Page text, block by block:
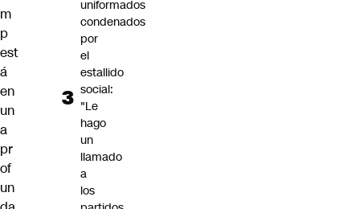
m
p
est
á
en
un
a
pr
of
un
uniformados
condenados
por
el
estallido
social:
"Le
hago
un
llamado
a
los